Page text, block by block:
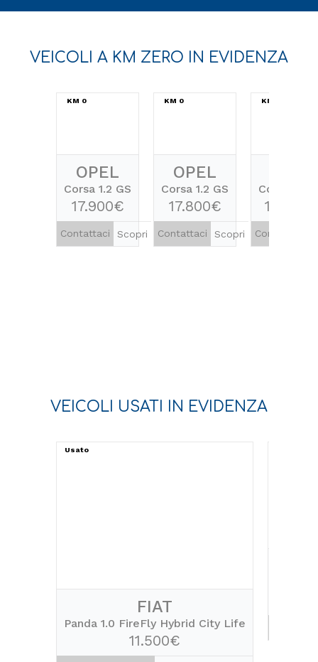
VEICOLI A KM ZERO IN EVIDENZA
KM 0
OPEL
Corsa 1.2 GS
17.900€
Contattaci Scopri
KM 0
OPEL
Corsa 1.2 GS
17.800€
Contattaci Scopri
KM 0
Corsa 1.2
Contattaci
VEICOLI USATI IN EVIDENZA
Usato
FIAT
Panda 1.0 FireFly Hybrid City Life
11.500€